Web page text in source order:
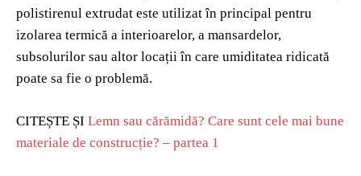
polistirenul extrudat este utilizat în principal pentru
izolarea termică a interioarelor, a mansardelor,
subsolurilor sau altor locații în care umiditatea ridicată
poate sa fie o problemă.
CITEȘTE ȘI Lemn sau cărămidă? Care sunt cele mai bune
materiale de construcție? – partea 1